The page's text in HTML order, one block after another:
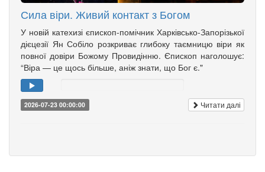
Сила віри. Живий контакт з Богом
У новій катехизі єпископ-помічник Харківсько-Запорізької
дієцезії Ян Собіло розкриває глибоку таємницю віри як
повної довіри Божому Провидінню. Єпископ наголошує:
“Віра — це щось більше, аніж знати, що Бог є."
2026-07-23 00:00:00 Читати далі